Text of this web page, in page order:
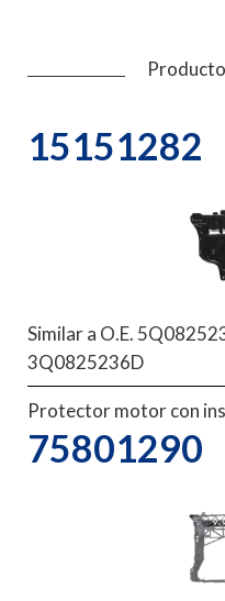
15151282
Similar a O.E.
3Q0825236D
Protector motor con
75801290